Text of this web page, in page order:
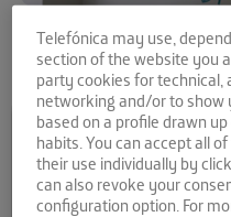
Comparte la noticia:
Andalucía
inaugura
Telefónica may use,
section of the website you
party cookies for technical,
networking and/or to show
based on a profile drawn
habits. You can accept all
their use individually by
can also revoke your
configuration option. For